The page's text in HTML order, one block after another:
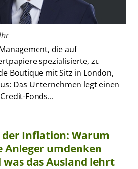
die auf
spezialisierte, zu
Boutique mit Sitz in London,
Das Unternehmen legt einen
Fonds...
der Inflation: Warum
umdenken
was das Ausland lehrt